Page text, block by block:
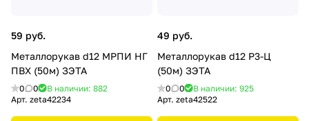
59 руб.
Металлорукав d12 МРПИ НГ
ПВХ (50м) ЗЭТА
0 0
В наличии: 882
Арт. zeta42234
49 руб.
Металлорукав d12 Р3-Ц
(50м) ЗЭТА
0 0
В наличии: 925
Арт. zeta42522